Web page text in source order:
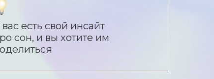
есть свой инсайт
сон, и вы хотите им